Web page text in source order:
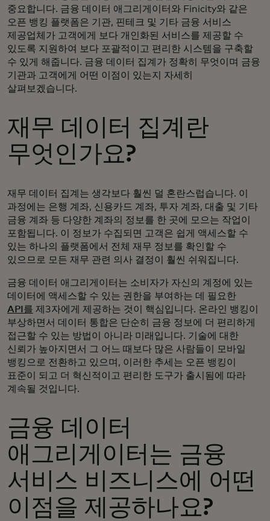
중요합니다. 금융 데이터 애그리게이터와 Finicity와 같은
오픈 뱅킹 플랫폼은 기관, 핀테크 및 기타 금융 서비스
제공업체가 고객에게 보다 개인화된 서비스를 제공할 수
있도록 지원하여 보다 포괄적이고 편리한 시스템을 구축할
수 있게 해줍니다. 금융 데이터 집계가 정확히 무엇이며 금융
기관과 고객에게 어떤 이점이 있는지 자세히
살펴보겠습니다.
재무 데이터 집계란
무엇인가요?
재무 데이터 집계는 생각보다 훨씬 덜 혼란스럽습니다. 이
과정에는 은행 계좌, 신용카드 계좌, 투자 계좌, 대출 및 기타
금융 계좌 등 다양한 계좌의 정보를 한 곳에 모으는 작업이
포함됩니다. 이 정보가 수집되면 고객은 쉽게 액세스할 수
있는 하나의 플랫폼에서 전체 재무 정보를 확인할 수
있으므로 모든 재무 관련 의사 결정이 훨씬 쉬워집니다.
금융 데이터 애그리게이터는 소비자가 자신의 계정에 있는
데이터에 액세스할 수 있는 권한을 부여하는 데 필요한
API를 제3자에게 제공하는 것이 핵심입니다. 온라인 뱅킹이
부상하면서 데이터 통합은 단순히 금융 정보에 더 편리하게
접근할 수 있는 방법이 아니라 미래입니다. 기술에 대한
신뢰가 높아지면서 그 어느 때보다 많은 사람들이 모바일
뱅킹으로 전환하고 있으며, 이러한 추세는 오픈 뱅킹이
표준이 되고 더 혁신적이고 편리한 도구가 출시됨에 따라
계속될 것입니다.
금융 데이터
애그리게이터는 금융
서비스 비즈니스에 어떤
이점을 제공하나요?